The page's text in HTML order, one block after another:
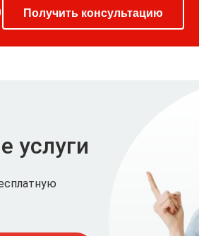
Получить консультацию
услуги